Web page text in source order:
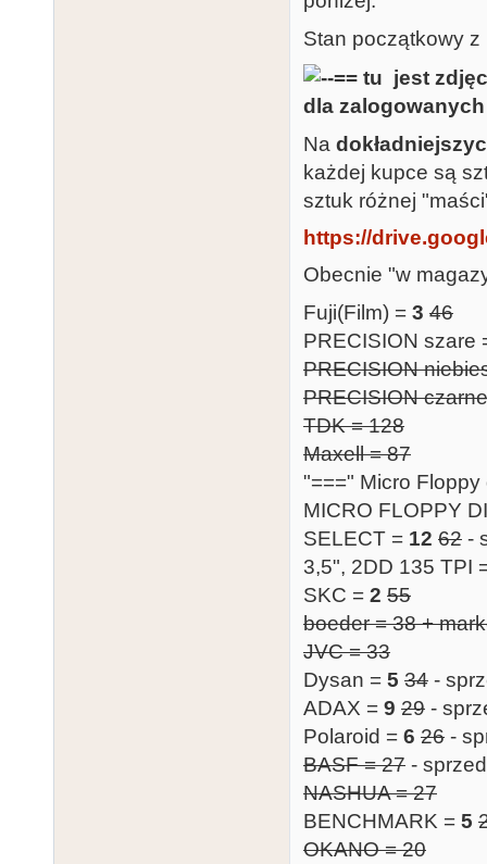
Stan początkowy z
Na
każdej kupce są
sztuk różnej
https://
Obecnie "w
Fuji(Film) = 3 46
PRECISION szare
PRECISION
PRECISION
TDK = 128
Maxell = 87
"===" Micro
MICRO FLOPPY
SELECT = 12 62 -
3,5", 2DD 135 TPI
SKC = 2 55
boeder = 38 +
JVC = 33
Dysan = 5 34 -
ADAX = 9 29 -
Polaroid = 6 26 -
BASF = 27 -
NASHUA = 27
BENCHMARK = 5
OKANO = 20